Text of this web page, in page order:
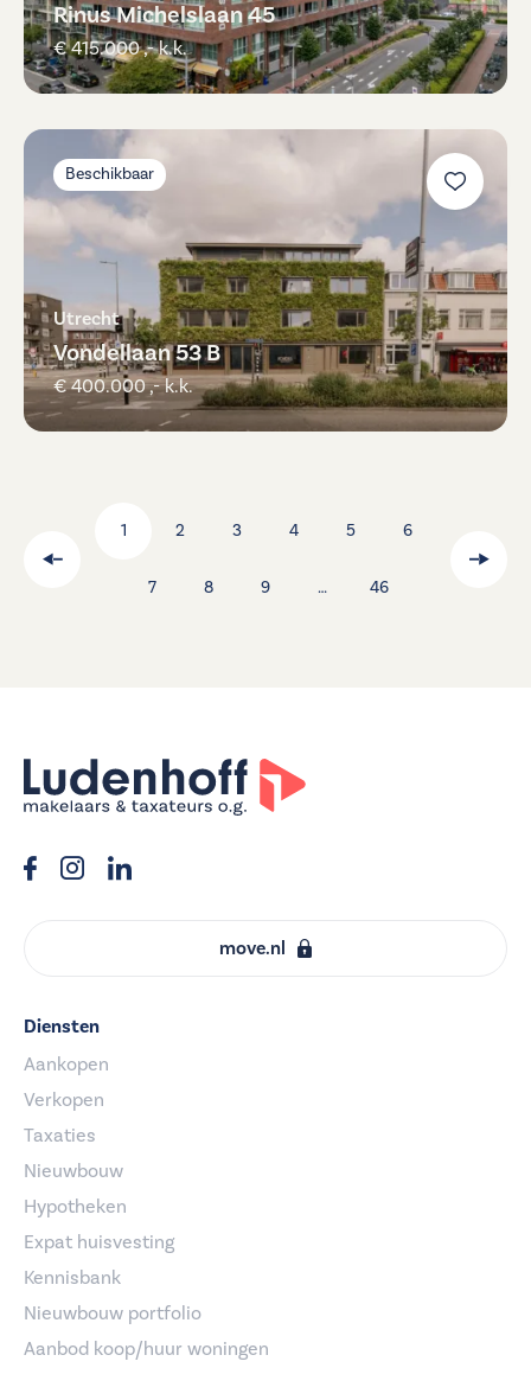
Rinus Michelslaan 45
€ 415.000 ,- k.k.
Beschikbaar
Utrecht
Vondellaan 53 B
€ 400.000 ,- k.k.
1 2 3 4 5 6
7 8 9 … 46
move.nl
Diensten
Aankopen
Verkopen
Taxaties
Nieuwbouw
Hypotheken
Expat huisvesting
Kennisbank
Nieuwbouw portfolio
Aanbod koop/huur woningen